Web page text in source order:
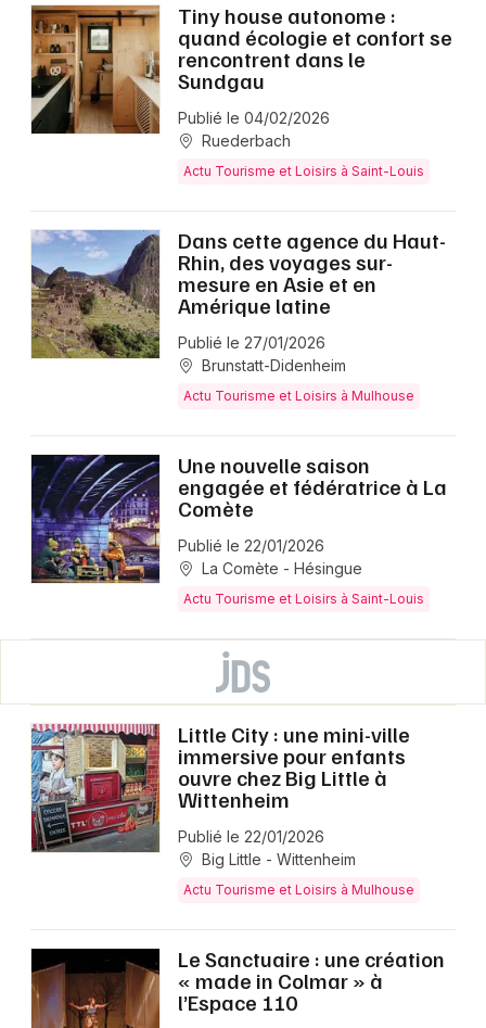
Tiny house autonome :
quand écologie et confort se
rencontrent dans le
Sundgau
Publié le 04/02/2026
Ruederbach
Actu Tourisme et Loisirs à Saint-Louis
Dans cette agence du Haut-
Rhin, des voyages sur-
mesure en Asie et en
Amérique latine
Publié le 27/01/2026
Brunstatt-Didenheim
Actu Tourisme et Loisirs à Mulhouse
Une nouvelle saison
engagée et fédératrice à La
Comète
Publié le 22/01/2026
La Comète - Hésingue
Actu Tourisme et Loisirs à Saint-Louis
Little City : une mini-ville
immersive pour enfants
ouvre chez Big Little à
Wittenheim
Publié le 22/01/2026
Big Little - Wittenheim
Actu Tourisme et Loisirs à Mulhouse
Le Sanctuaire : une création
« made in Colmar » à
l’Espace 110